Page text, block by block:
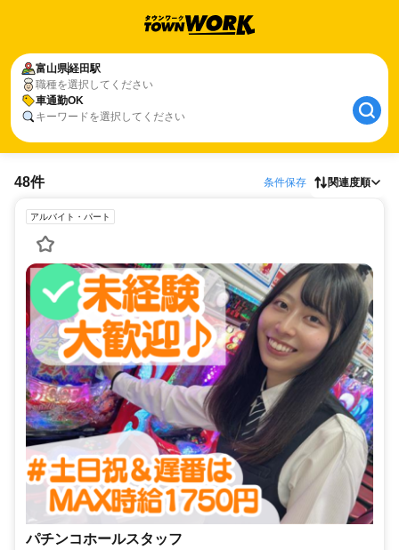
富山県経田駅
職種を選択してください
車通勤OK
キーワードを選択してください
48件 条件保存 関連度順
アルバイト・パート
パチンコホールスタッフ